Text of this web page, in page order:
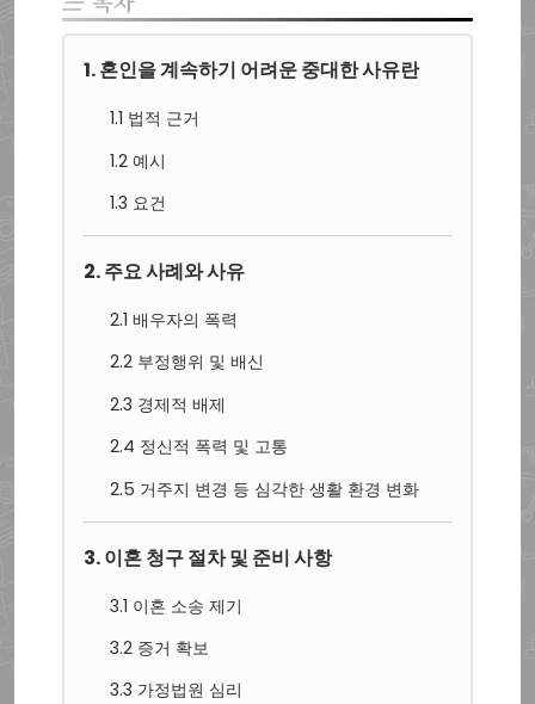
1. 혼인을 계속하기 어려운 중대한 사유란
1.1 법적 근거
1.2 예시
1.3 요건
2. 주요 사례와 사유
2.1 배우자의 폭력
2.2 부정행위 및 배신
2.3 경제적 배제
2.4 정신적 폭력 및 고통
2.5 거주지 변경 등 심각한 생활 환경 변화
3. 이혼 청구 절차 및 준비 사항
3.1 이혼 소송 제기
3.2 증거 확보
3.3 가정법원 심리